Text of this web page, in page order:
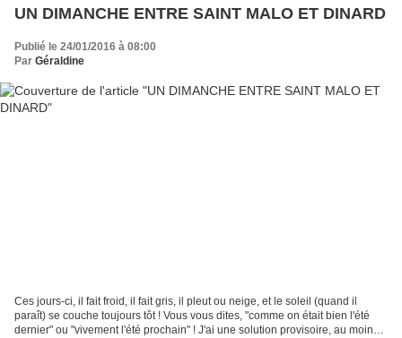
UN DIMANCHE ENTRE SAINT MALO ET DINARD
Publié le 24/01/2016 à 08:00
Par Géraldine
Ces jours-ci, il fait froid, il fait gris, il pleut ou neige, et le soleil (quand il
paraît) se couche toujours tôt ! Vous vous dites, "comme on était bien l'été
dernier" ou "vivement l'été prochain" ! J'ai une solution provisoire, au moins